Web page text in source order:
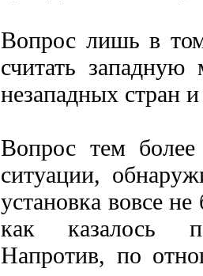
Вопрос лишь в
считать западную
незападных стран
Вопрос тем
ситуации,
установка вовсе
как казалось
Напротив, по